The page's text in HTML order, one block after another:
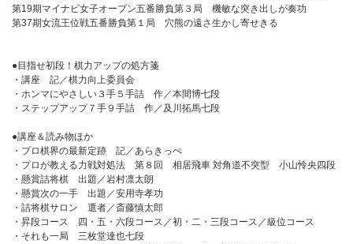
第19期マイナビ女子オープン五番勝負第３局 機敏な突き出しが奏功
第37期女流王位戦五番勝負第１局 穴熊の遠さ生かし寄せきる
●目指せ初段！棋力アップの処方箋
・講座 記／棋力向上委員会
・ホンマにやさしい３手５手詰 作／本間博七段
・ステップアップ７手９手詰 作／及川拓馬七段
●講座＆読み物ほか
・プロ棋界の最新定跡 記／あらきっぺ
・プロが教える力戦対処法 第８回 相居飛車 対角道不突型 小山怜央四段
・懸賞詰将棋 出題／岩村凛太朗
・懸賞次の一手 出題／安用寺孝功
・詰将棋サロン 選者／斎藤慎太郎
・昇段コース 四・五・六段コース／初・二・三段コース／級位コース
・それも一局 三枚堂達也七段